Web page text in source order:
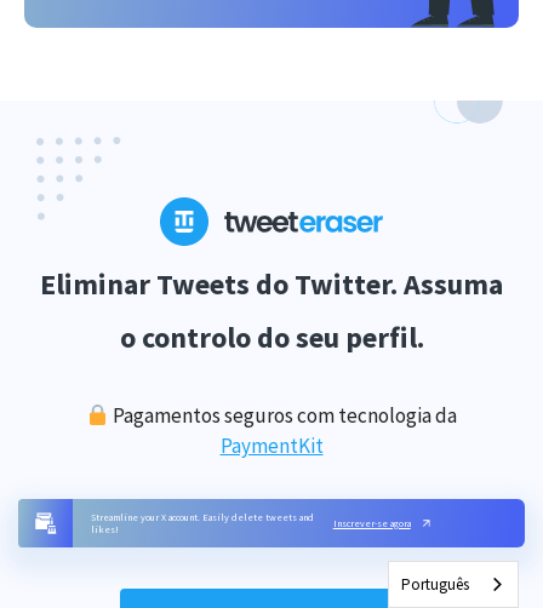
Streamline your X account. Easily delete tweets and
likes!
Inscrever-se agora
Eliminar Tweets do Twitter. Assuma
o controlo do seu perfil.
Pagamentos seguros com tecnologia da
PaymentKit
InícioPlanosPreçosRecursos ApoioEstatísticas
Português